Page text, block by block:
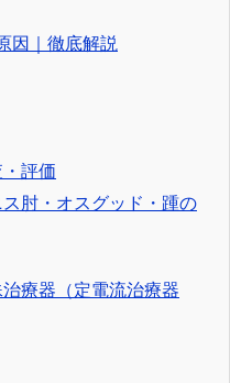
因｜徹底解説
評価
肘・オスグッド・踵の
療器（定電流治療器